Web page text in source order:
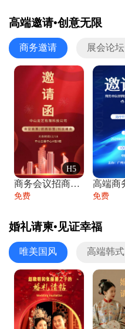
高端邀请•创意无限
商务邀请 展会论坛
H5
商务会议招商展会科技峰会邀请函年会邀请
免费 免费
婚礼请柬•见证幸福
唯美国风 高端韩式